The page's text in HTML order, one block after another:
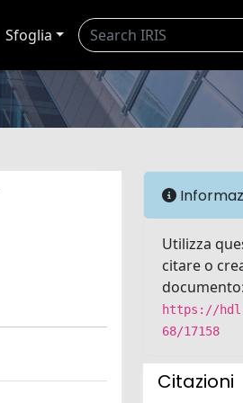
Sfoglia
Utilizza
citare o
documento:
https://
68/17158
Citazioni